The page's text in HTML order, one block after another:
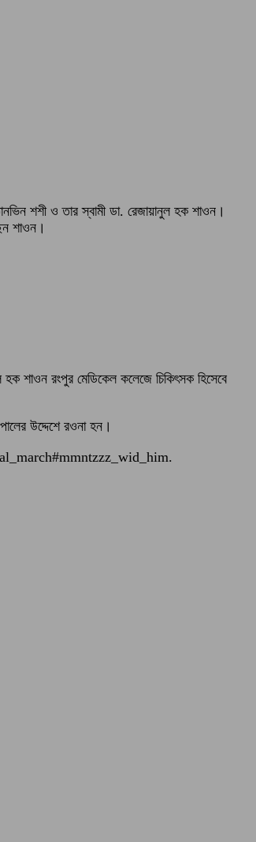
তানভিন শশী ও তার স্বামী ডা. রেজায়ানুল হক শাওন।
শাওন।
শাওন রংপুর মেডিকেল কলেজে চিকিৎসক হিসেবে
উদ্দেশে রওনা হন।